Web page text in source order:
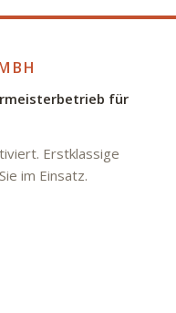
für
Erstklassige
im Einsatz.